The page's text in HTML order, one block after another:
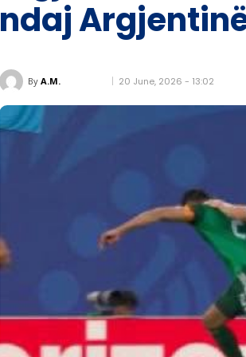
ndaj
By A.M. 20 June, 2026 - 13:02